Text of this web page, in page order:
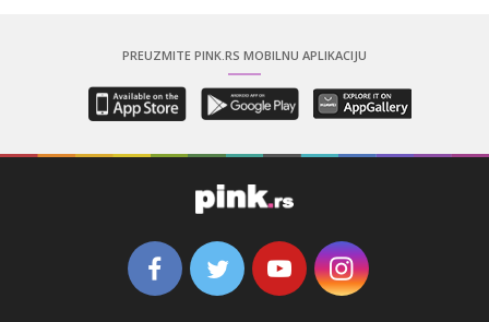
PREUZMITE PINK.RS MOBILNU APLIKACIJU